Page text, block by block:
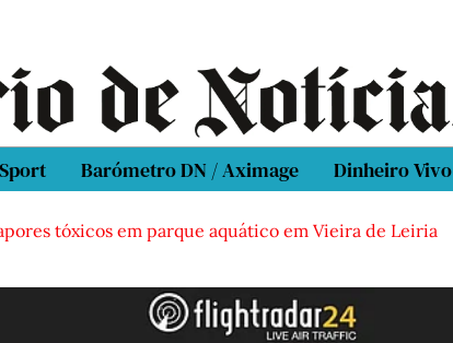
Barómetro DN / Aximage Dinheiro Vivo
tóxicos em parque aquático em Vieira de Leiria